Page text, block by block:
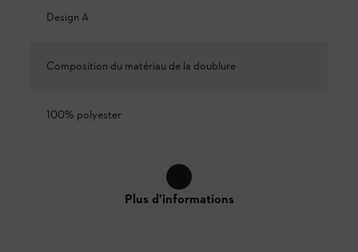
Design A
Composition du matériau de la doublure
100% polyester
Plus d'informations